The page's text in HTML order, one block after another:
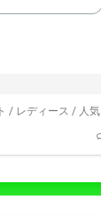
/ レディース / 人気